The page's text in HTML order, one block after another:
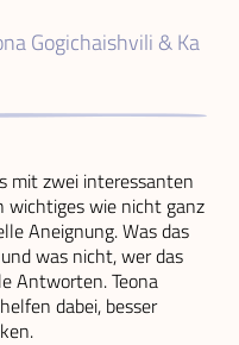
Gogichaishvili & Ka
mit zwei interessanten
wichtiges wie nicht ganz
Aneignung. Was das
was nicht, wer das
Antworten. Teona
dabei, besser